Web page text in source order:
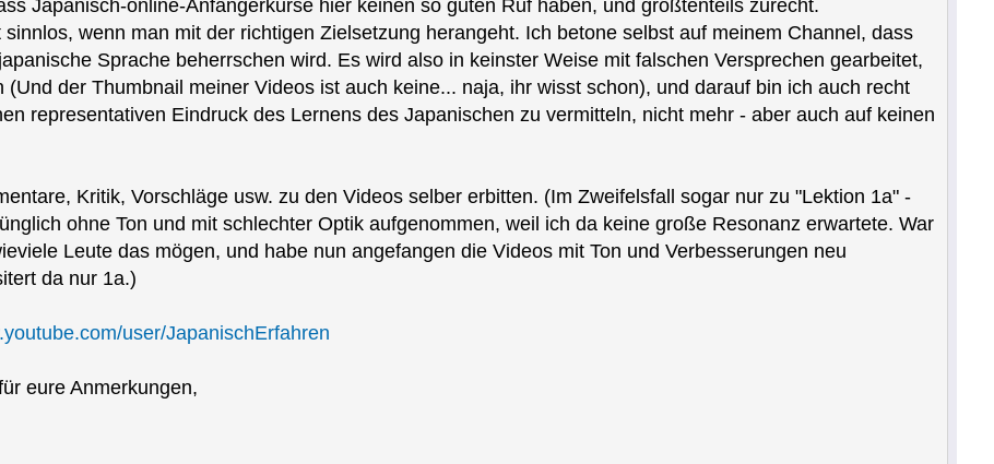
Japanisch-online-Anfängerkurse hier keinen so guten Ruf haben, und größtenteils zurecht.
wenn man mit der richtigen Zielsetzung herangeht. Ich betone selbst auf meinem Channel, dass
Sprache beherrschen wird. Es wird also in keinster Weise mit falschen Versprechen gearbeitet,
(Und der Thumbnail meiner Videos ist auch keine... naja, ihr wisst schon), und darauf bin ich auch recht
representativen Eindruck des Lernens des Japanischen zu vermitteln, nicht mehr - aber auch auf keinen
Kritik, Vorschläge usw. zu den Videos selber erbitten. (Im Zweifelsfall sogar nur zu "Lektion 1a" -
ohne Ton und mit schlechter Optik aufgenommen, weil ich da keine große Resonanz erwartete. War
Leute das mögen, und habe nun angefangen die Videos mit Ton und Verbesserungen neu
da nur 1a.)
user/JapanischErfahren
eure Anmerkungen,